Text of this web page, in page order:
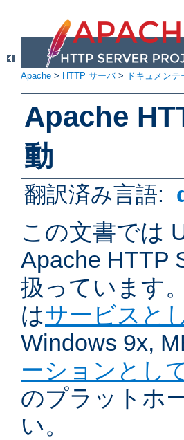
Apache > HTTP サーバ> ドキュメンテ
Apache
動
翻訳済み言語:
この文書では
Apache HTTP
扱っています
はサービスと
Windows 9x,
ーションとし
のプラットホ
い。